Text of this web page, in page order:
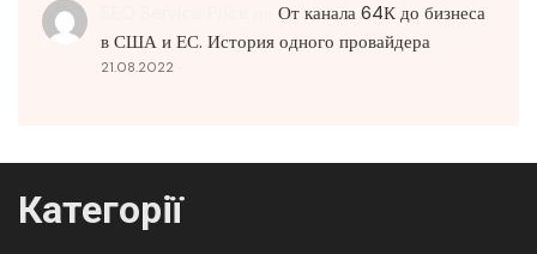
От канала 64К до бизнеса
в США и ЕС. История одного провайдера
21.08.2022
Категорії